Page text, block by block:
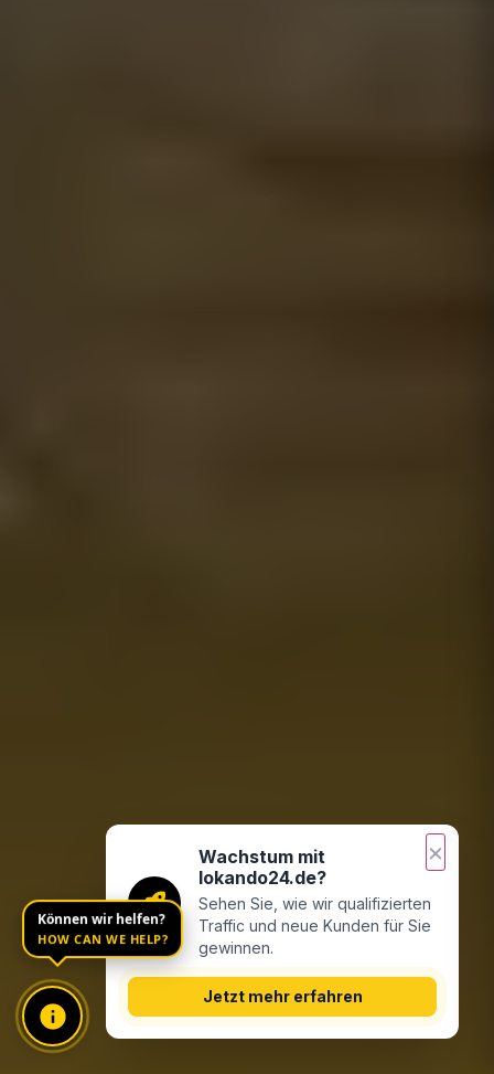
×
Wachstum mit
lokando24.de?
Sehen Sie, wie wir qualifizierten
Traffic und neue Kunden für Sie
gewinnen.
Jetzt mehr erfahren
Können wir helfen?
HOW CAN WE HELP?